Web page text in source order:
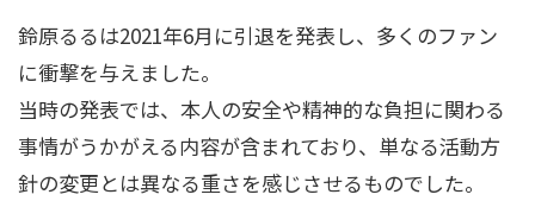
鈴原るるは2021年6月に引退を発表し、多くのファン
に衝撃を与えました。
当時の発表では、本人の安全や精神的な負担に関わる
事情がうかがえる内容が含まれており、単なる活動方
針の変更とは異なる重さを感じさせるものでした。